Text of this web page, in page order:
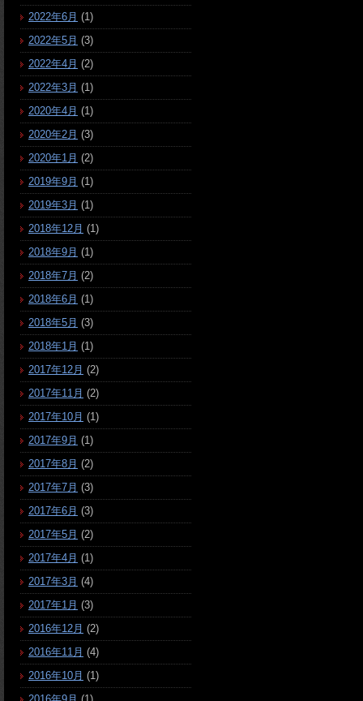
2022年6月 (1)
2022年5月 (3)
2022年4月 (2)
2022年3月 (1)
2020年4月 (1)
2020年2月 (3)
2020年1月 (2)
2019年9月 (1)
2019年3月 (1)
2018年12月 (1)
2018年9月 (1)
2018年7月 (2)
2018年6月 (1)
2018年5月 (3)
2018年1月 (1)
2017年12月 (2)
2017年11月 (2)
2017年10月 (1)
2017年9月 (1)
2017年8月 (2)
2017年7月 (3)
2017年6月 (3)
2017年5月 (2)
2017年4月 (1)
2017年3月 (4)
2017年1月 (3)
2016年12月 (2)
2016年11月 (4)
2016年10月 (1)